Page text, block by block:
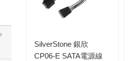
SilverStone 銀欣
CP06-E SATA電源線